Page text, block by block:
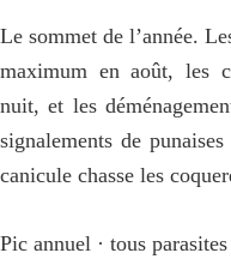
Le sommet de l’année.
maximum en août, les
nuit, et les
signalements de
canicule chasse les
Pic annuel · tous parasites